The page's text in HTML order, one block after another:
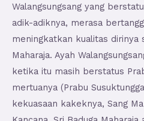
Walangsungsang yang
adik-adiknya, merasa
meningkatkan kualitas dirinya
Maharaja. Ayah
ketika itu masih berstatus
mertuanya (Prabu
kekuasaan kakeknya, Sang